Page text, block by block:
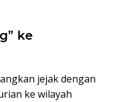
ke
jejak dengan
ke wilayah